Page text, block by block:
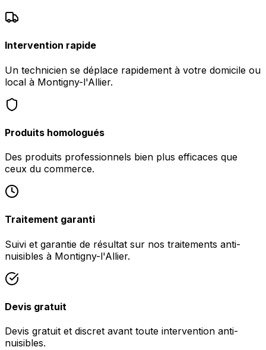
Intervention rapide
Un technicien se déplace rapidement à votre domicile ou
local à Montigny-l'Allier.
Produits homologués
Des produits professionnels bien plus efficaces que
ceux du commerce.
Traitement garanti
Suivi et garantie de résultat sur nos traitements anti-
nuisibles à Montigny-l'Allier.
Devis gratuit
Devis gratuit et discret avant toute intervention anti-
nuisibles.